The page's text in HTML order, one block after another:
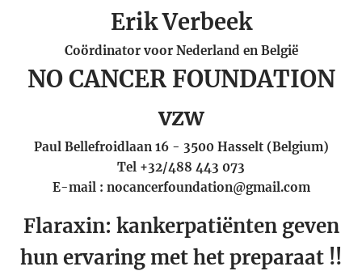
Erik Verbeek
Coördinator voor Nederland en België
NO CANCER FOUNDATION
vzw
Paul Bellefroidlaan 16 - 3500 Hasselt (Belgium)
Tel +32/488 443 073
E-mail : nocancerfoundation@gmail.com
Flaraxin: kankerpatiënten geven
hun ervaring met het preparaat !!